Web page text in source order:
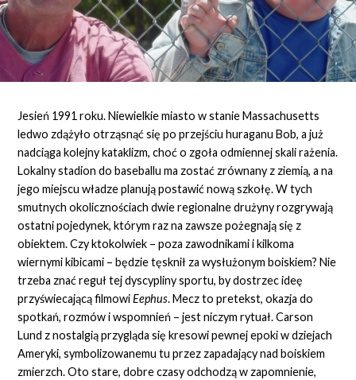
Jesień 1991 roku. Niewielkie miasto w stanie Massachusetts
ledwo zdążyło otrząsnąć się po przejściu huraganu Bob, a już
nadciąga kolejny kataklizm, choć o zgoła odmiennej skali rażenia.
Lokalny stadion do baseballu ma zostać zrównany z ziemią, a na
jego miejscu władze planują postawić nową szkołę. W tych
smutnych okolicznościach dwie regionalne drużyny rozgrywają
ostatni pojedynek, którym raz na zawsze pożegnają się z
obiektem. Czy ktokolwiek – poza zawodnikami i kilkoma
wiernymi kibicami – będzie tęsknił za wysłużonym boiskiem? Nie
trzeba znać reguł tej dyscypliny sportu, by dostrzec ideę
przyświecającą filmowiEephus. Mecz to pretekst, okazja do
spotkań, rozmów i wspomnień – jest niczym rytuał. Carson
Lund z nostalgią przygląda się kresowi pewnej epoki w dziejach
Ameryki, symbolizowanemu tu przez zapadający nad boiskiem
zmierzch. Oto stare, dobre czasy odchodzą w zapomnienie,